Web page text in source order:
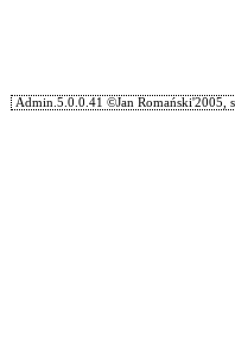
Admin.5.0.0.41 ©Jan Romański'2005,